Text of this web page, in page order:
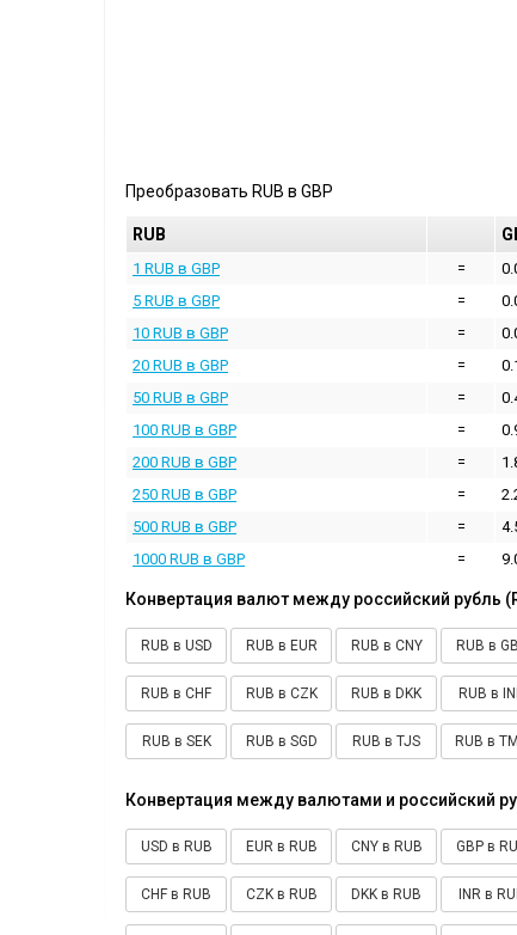
Преобразовать RUB в GBP
RUB
1 RUB в GBP =
5 RUB в GBP
=
10 RUB в GBP
=
20 RUB в GBP
=
50 RUB в GBP
=
100 RUB в GBP
=
200 RUB в GBP
=
250 RUB в GBP
=
500 RUB в GBP
=
1000 RUB в GBP
=
Конвертация валют между российский рубль
RUB в USD RUB в EUR RUB в CNY RUB в
RUB в CHF RUB в CZK RUB в DKK RUB в
RUB в SEK RUB в SGD RUB в TJS RUB в
Конвертация между валютами и российский
USD в RUB EUR в RUB CNY в RUB GBP в
CHF в RUB CZK в RUB DKK в RUB INR в